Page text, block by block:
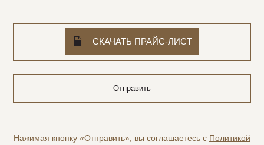
СКАЧАТЬ ПРАЙС-ЛИСТ
Нажимая кнопку «Отправить», вы соглашаетесь с Политикой